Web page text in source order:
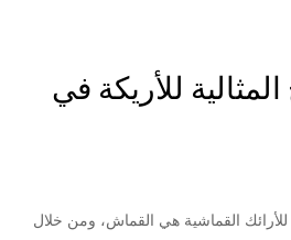
للأريكة في
للأرائك القماشية هي القماش، ومن خلال